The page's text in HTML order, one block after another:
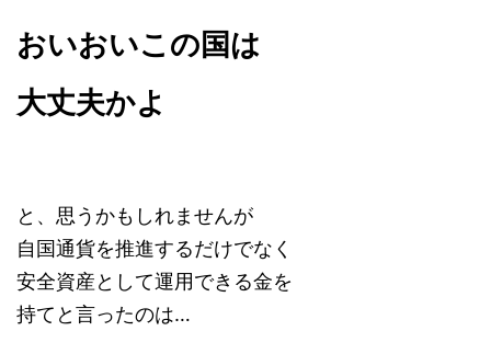
おいおいこの国は
大丈夫かよ
と、思うかもしれませんが
自国通貨を推進するだけでなく
安全資産として運用できる金を
持てと言ったのは…